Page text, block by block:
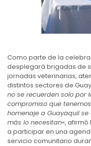
Como parte de la
desplegará brigadas de
jornadas veterinarias,
distintos sectores de
no se recuerden solo por
compromiso que
homenaje a Guayaquil
más lo necesitan«,
a participar en una
servicio comunitario